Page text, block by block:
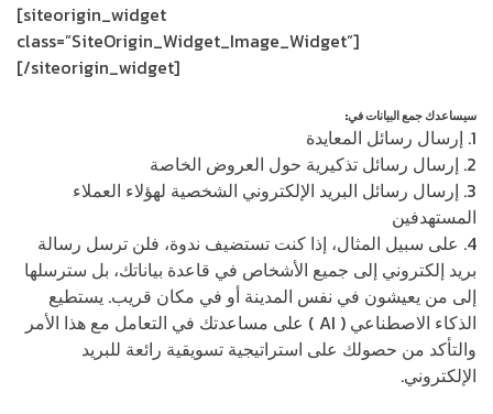
[siteorigin_widget
class=”SiteOrigin_Widget_Image_Widget”]
[/siteorigin_widget]
سيساعدك جمع البيانات في:
1. إرسال رسائل المعايدة
2. إرسال رسائل تذكيرية حول العروض الخاصة
3. إرسال رسائل البريد الإلكتروني الشخصية لهؤلاء العملاء
المستهدفين
4. على سبيل المثال، إذا كنت تستضيف ندوة، فلن ترسل رسالة
بريد إلكتروني إلى جميع الأشخاص في قاعدة بياناتك، بل سترسلها
إلى من يعيشون في نفس المدينة أو في مكان قريب. يستطيع
الذكاء الاصطناعي ( AI ) على مساعدتك في التعامل مع هذا الأمر
والتأكد من حصولك على استراتيجية تسويقية رائعة للبريد
الإلكتروني.